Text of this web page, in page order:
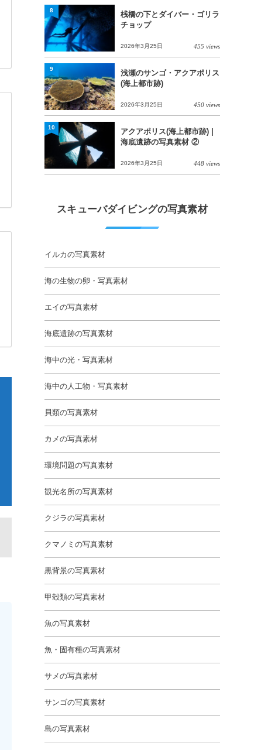
桟橋の下とダイバー・ゴリラ
チョップ
2026年3月25日 455 views
8
浅瀬のサンゴ・アクアポリス
(海上都市跡)
2026年3月25日 450 views
9
アクアポリス(海上都市跡) |
海底遺跡の写真素材 ②
2026年3月25日 448 views
10
スキューバダイビングの写真素材
イルカの写真素材
海の生物の卵・写真素材
エイの写真素材
海底遺跡の写真素材
海中の光・写真素材
海中の人工物・写真素材
貝類の写真素材
カメの写真素材
環境問題の写真素材
観光名所の写真素材
クジラの写真素材
クマノミの写真素材
黒背景の写真素材
甲殻類の写真素材
魚の写真素材
魚・固有種の写真素材
サメの写真素材
サンゴの写真素材
島の写真素材